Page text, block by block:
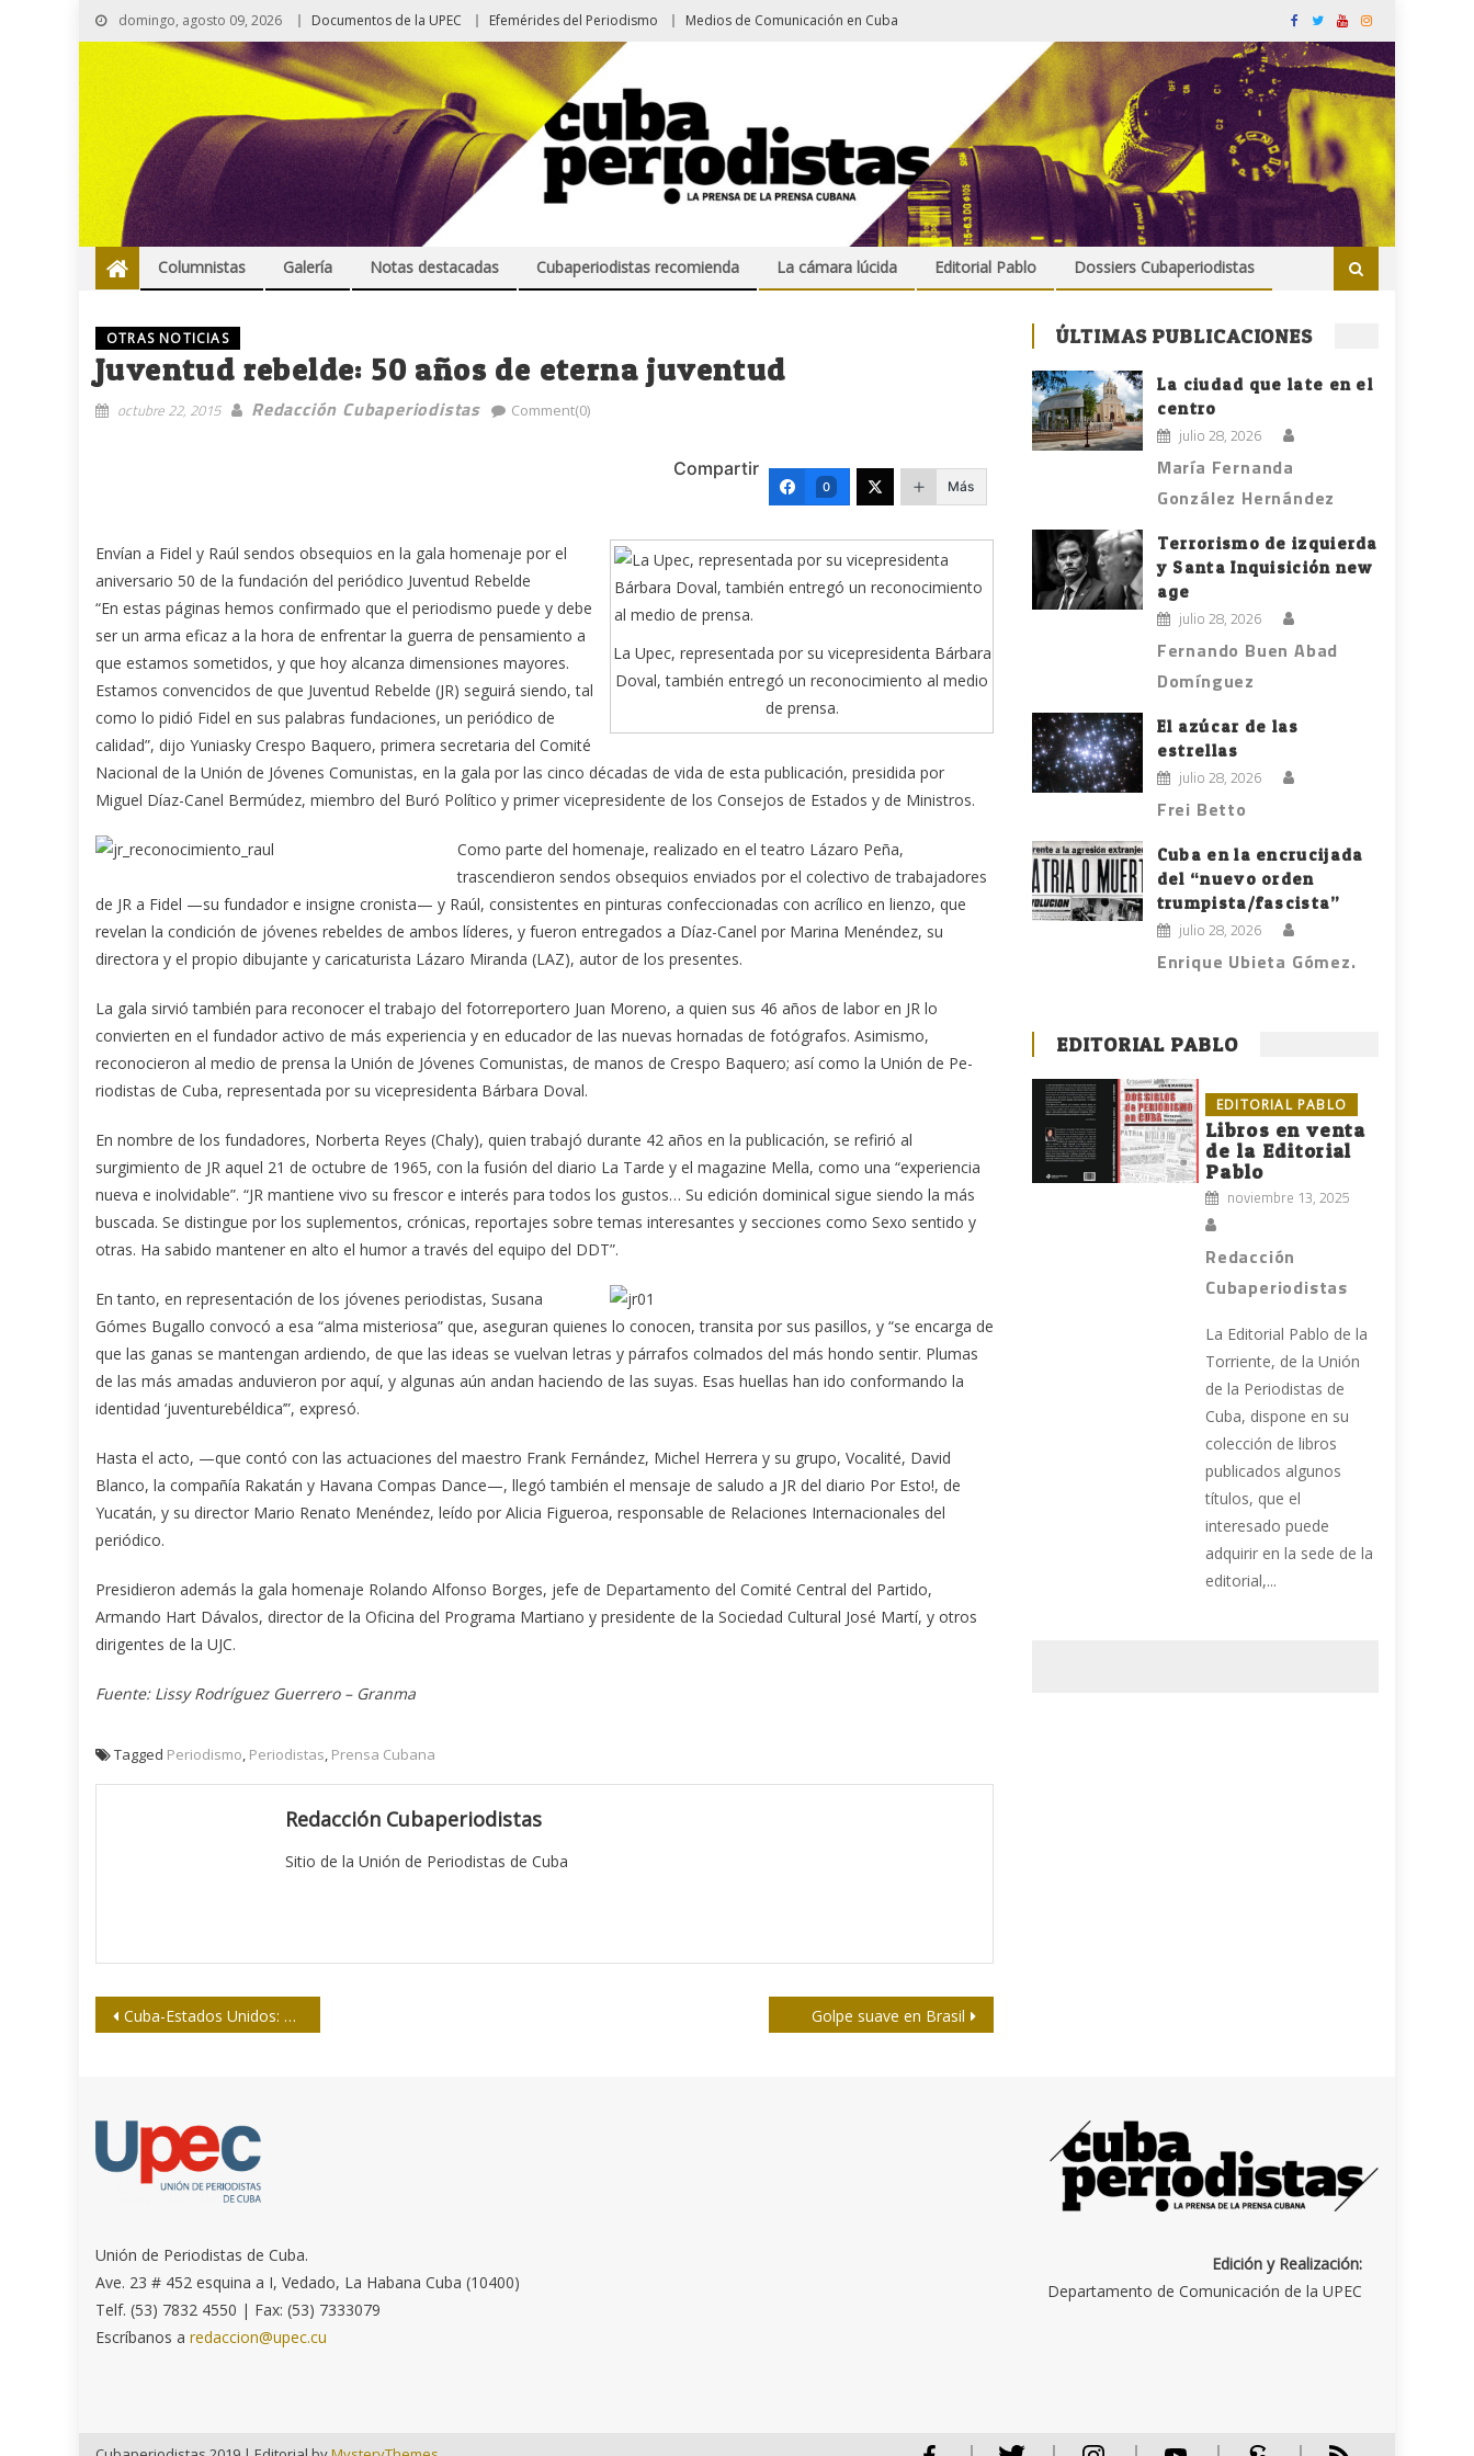
domingo, agosto 09, 2026 Documentos de la UPEC Efemérides del Periodismo Medios de Comunicación en Cuba
Columnistas Galería Notas destacadas Cubaperiodistas recomienda La cámara lúcida Editorial Pablo Dossiers Cubaperiodistas
OTRAS NOTICIAS
Juventud rebelde: 50 años de eterna juventud
octubre 22, 2015 Redacción Cubaperiodistas Comment(0)
Compartir
0 Más
La Upec, representada por su vicepresidenta Bárbara
Doval, también entregó un reconocimiento al medio
de prensa.
Envían a Fidel y Raúl sendos obsequios en la gala homenaje por el
aniversario 50 de la fundación del periódico Juventud Rebelde
“En estas páginas hemos confirmado que el periodismo puede y debe
ser un arma eficaz a la hora de enfrentar la guerra de pensamiento a
que estamos sometidos, y que hoy alcanza dimensiones mayores.
Estamos convencidos de que Juventud Rebelde (JR) seguirá siendo, tal
como lo pidió Fidel en sus palabras fundaciones, un periódico de
calidad”, dijo Yuniasky Crespo Baquero, primera secretaria del Comité
Nacional de la Unión de Jóvenes Comunistas, en la gala por las cinco décadas de vida de esta publicación, presidida por
Miguel Díaz-Canel Bermúdez, miembro del Buró Político y primer vicepresidente de los Con­sejos de Es­tados y de Ministros.
Como parte del homenaje, realizado en el teatro Lázaro Peña,
trascendieron sendos ob­sequios enviados por el colectivo de trabajadores
de JR a Fidel —su fundador e insigne cronista— y Raúl, consistentes en pinturas confeccionadas con acrílico en lienzo, que
revelan la condición de jóvenes rebeldes de ambos líderes, y fueron entregados a Díaz-Canel por Marina Menéndez, su
directora y el propio dibujante y caricaturista Lázaro Mi­randa (LAZ), autor de los presentes.
La gala sirvió también para reconocer el trabajo del fotorreportero Juan Moreno, a quien sus 46 años de labor en JR lo
convierten en el fundador activo de más experiencia y en educador de las nuevas hornadas de fotógrafos. Asimismo,
reconocieron al medio de prensa la Unión de Jóvenes Comunistas, de manos de Crespo Baquero; así como la Unión de Pe­
riodistas de Cuba, representada por su vicepresidenta Bárbara Doval.
En nombre de los fundadores, Norberta Reyes (Chaly), quien trabajó durante 42 años en la publicación, se refirió al
surgimiento de JR aquel 21 de octubre de 1965, con la fusión del diario La Tarde y el magazine Mella, como una “experiencia
nueva e inolvidable”. “JR mantiene vivo su frescor e interés para todos los gustos… Su edición dominical sigue siendo la más
buscada. Se distingue por los suplementos, crónicas, reportajes sobre temas interesantes y secciones como Sexo sentido y
otras. Ha sabido mantener en alto el humor a través del equipo del DDT”.
En tanto, en representación de los jóvenes periodistas, Susana
Gómes Bugallo convocó a esa “alma misteriosa” que, aseguran quienes lo conocen, transita por sus pasillos, y “se encarga de
que las ganas se mantengan ardiendo, de que las ideas se vuelvan letras y párrafos colmados del más hondo sentir. Plumas
de las más amadas anduvieron por aquí, y algunas aún andan haciendo de las suyas. Esas huellas han ido conformando la
identidad ‘juventurebéldica’”, expresó.
Hasta el acto, —que contó con las actuaciones del maestro Frank Fernández, Michel Herrera y su grupo, Vocalité, David
Blanco, la compañía Rakatán y Havana Compas Dance—, llegó también el mensaje de saludo a JR del diario Por Esto!, de
Yucatán, y su director Mario Renato Menéndez, leído por Alicia Figueroa, responsable de Relaciones Internacionales del
periódico.
Presidieron además la gala homenaje Rolando Alfonso Borges, jefe de Departamento del Comité Central del Partido,
Armando Hart Dávalos, director de la Oficina del Programa Martiano y presidente de la Sociedad Cultural José Martí, y otros
dirigentes de la UJC.
Fuente: Lissy Rodríguez Guerrero – Granma
Tagged Periodismo, Periodistas, Prensa Cubana
Redacción Cubaperiodistas
Sitio de la Unión de Periodistas de Cuba
Navegación
Cuba-Estados Unidos: El bloqueo tiene las horas contadas (II y final) Golpe suave en Brasil
ÚLTIMAS PUBLICACIONES
La ciudad que late en el
centro
julio 28, 2026
María Fernanda
González Hernández
Terrorismo de izquierda
y Santa Inquisición new
age
julio 28, 2026
Fernando Buen Abad
Domínguez
El azúcar de las
estrellas
julio 28, 2026
Frei Betto
Cuba en la encrucijada
del “nuevo orden
trumpista/fascista”
julio 28, 2026
Enrique Ubieta Gómez.
EDITORIAL PABLO
EDITORIAL PABLO
Libros en venta
de la Editorial
Pablo
noviembre 13, 2025
Redacción
Cubaperiodistas
La Editorial Pablo de la
Torriente, de la Unión
de la Periodistas de
Cuba, dispone en su
colección de libros
publicados algunos
títulos, que el
interesado puede
adquirir en la sede de la
editorial,...
Unión de Periodistas de Cuba.
Ave. 23 # 452 esquina a I, Vedado, La Habana Cuba (10400)
Telf. (53) 7832 4550 | Fax: (53) 7333079
Escríbanos aredaccion@upec.cu
Edición y Realización:
Departamento de Comunicación de la UPEC